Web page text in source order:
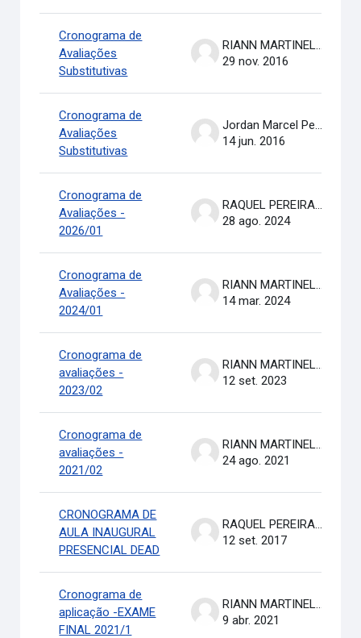
Cronograma de
Avaliações
Substitutivas
RIANN MARTINELLI BATISTA
29 nov. 2016
Cronograma de
Avaliações
Substitutivas
Jordan Marcel Pereira
14 jun. 2016
Cronograma de
Avaliações -
2026/01
RAQUEL PEREIRA DE ARRUDA
28 ago. 2024
Cronograma de
Avaliações -
2024/01
RIANN MARTINELLI BATISTA
14 mar. 2024
Cronograma de
avaliações -
2023/02
RIANN MARTINELLI BATISTA
12 set. 2023
Cronograma de
avaliações -
2021/02
RIANN MARTINELLI BATISTA
24 ago. 2021
CRONOGRAMA DE
AULA INAUGURAL
PRESENCIAL DEAD
RAQUEL PEREIRA DE ARRUDA
12 set. 2017
Cronograma de
aplicação -EXAME
FINAL 2021/1
RIANN MARTINELLI BATISTA
9 abr. 2021